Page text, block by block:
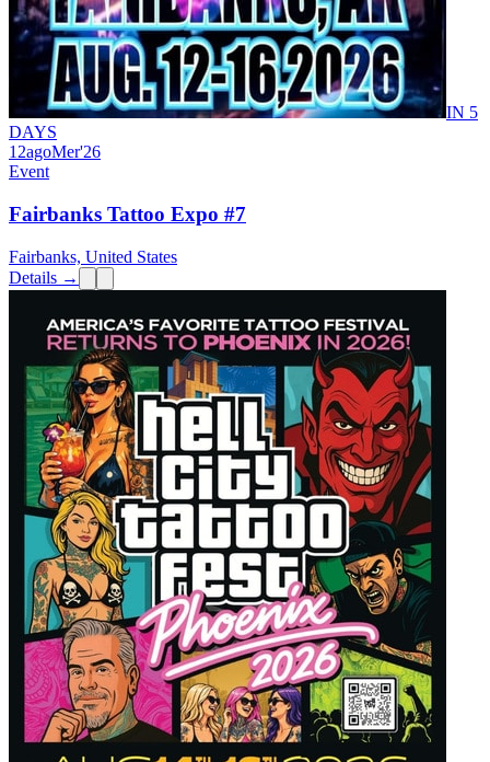
IN 5
DAYS
12agoMer'26
Event
Fairbanks Tattoo Expo #7
Fairbanks, United States
Details →